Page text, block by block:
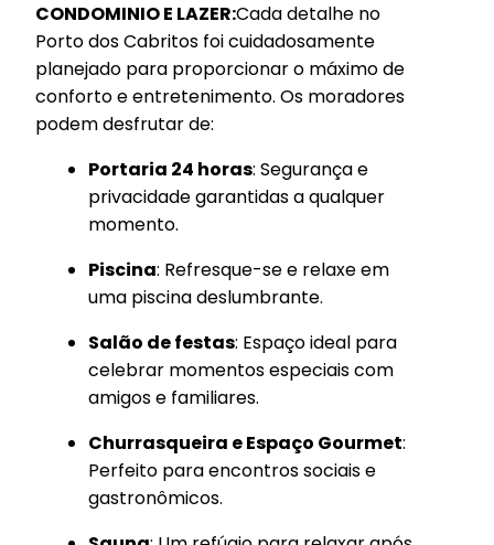
CONDOMINIO E LAZER:Cada detalhe no
Porto dos Cabritos foi cuidadosamente
planejado para proporcionar o máximo de
conforto e entretenimento. Os moradores
podem desfrutar de:
Portaria 24 horas: Segurança e
privacidade garantidas a qualquer
momento.
Piscina: Refresque-se e relaxe em
uma piscina deslumbrante.
Salão de festas: Espaço ideal para
celebrar momentos especiais com
amigos e familiares.
Churrasqueira e Espaço Gourmet:
Perfeito para encontros sociais e
gastronômicos.